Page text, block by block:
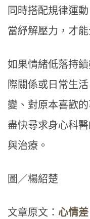
同時搭配規律運
當紓解壓力，才
如果情緒低落持
際關係或日常生
變、對原本喜歡
盡快尋求身心科
與治療。
圖／楊紹楚
文章原文： 心情